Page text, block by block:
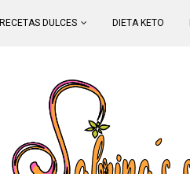
RECETAS DULCES DIETA KETO